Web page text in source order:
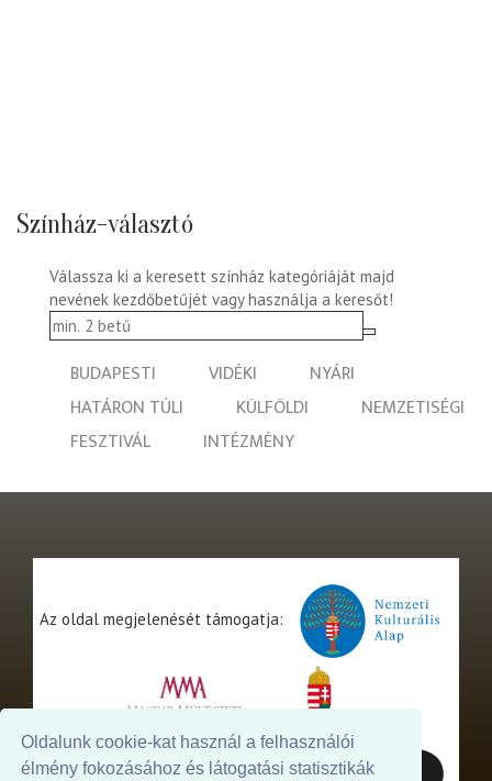
Oldalunk cookie-kat használ a felhasználói
élmény fokozásához és látogatási statisztikák
Színház-választó
Válassza ki a keresett színház kategóriáját majd
nevének kezdőbetűjét vagy használja a keresőt!
BUDAPESTI VIDÉKI
NYÁRI
HATÁRON TÚLI
KÜLFÖLDI
NEMZETISÉGI
FESZTIVÁL
INTÉZMÉNY
Az oldal megjelenését támogatja: